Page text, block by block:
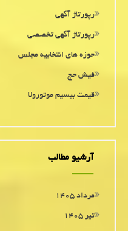
رپورتاژ آگهی
رپورتاژ آگهی تخصصی
حوزه های انتخابیه مجلس
فیش حج
قیمت بیسیم موتورولا
آرشیو مطالب
مرداد ۱۴۰۵
تیر ۱۴۰۵